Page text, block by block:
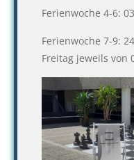
Ferienwoche 4-6:
Ferienwoche 7-9:
Freitag jeweils von